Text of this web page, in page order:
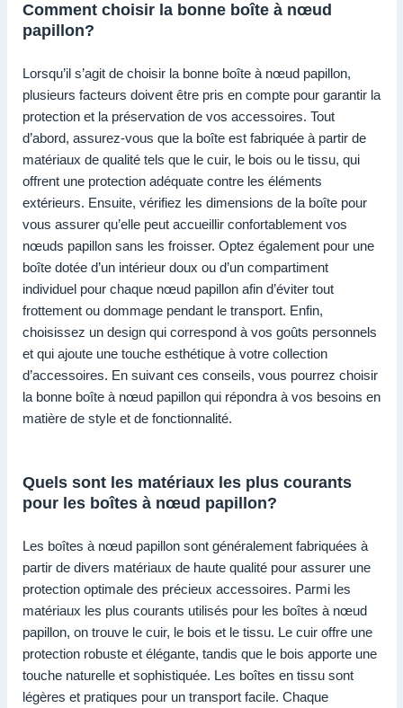
Comment choisir la bonne boîte à nœud
papillon?
Lorsqu’il s’agit de choisir la bonne boîte à nœud papillon,
plusieurs facteurs doivent être pris en compte pour garantir la
protection et la préservation de vos accessoires. Tout
d’abord, assurez-vous que la boîte est fabriquée à partir de
matériaux de qualité tels que le cuir, le bois ou le tissu, qui
offrent une protection adéquate contre les éléments
extérieurs. Ensuite, vérifiez les dimensions de la boîte pour
vous assurer qu’elle peut accueillir confortablement vos
nœuds papillon sans les froisser. Optez également pour une
boîte dotée d’un intérieur doux ou d’un compartiment
individuel pour chaque nœud papillon afin d’éviter tout
frottement ou dommage pendant le transport. Enfin,
choisissez un design qui correspond à vos goûts personnels
et qui ajoute une touche esthétique à votre collection
d’accessoires. En suivant ces conseils, vous pourrez choisir
la bonne boîte à nœud papillon qui répondra à vos besoins en
matière de style et de fonctionnalité.
Quels sont les matériaux les plus courants
pour les boîtes à nœud papillon?
Les boîtes à nœud papillon sont généralement fabriquées à
partir de divers matériaux de haute qualité pour assurer une
protection optimale des précieux accessoires. Parmi les
matériaux les plus courants utilisés pour les boîtes à nœud
papillon, on trouve le cuir, le bois et le tissu. Le cuir offre une
protection robuste et élégante, tandis que le bois apporte une
touche naturelle et sophistiquée. Les boîtes en tissu sont
légères et pratiques pour un transport facile. Chaque